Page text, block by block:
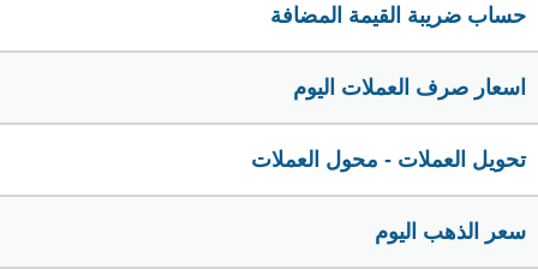
حساب ضريبة القيمة المضافة
اسعار صرف العملات اليوم
تحويل العملات - محول العملات
سعر الذهب اليوم